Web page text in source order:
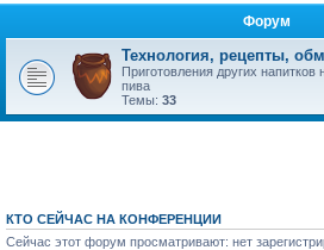
Форум
Технология, рецепты,
Приготовления других
пива
Темы: 33
КТО СЕЙЧАС НА КОНФЕРЕНЦИИ
Сейчас этот форум просматривают: нет